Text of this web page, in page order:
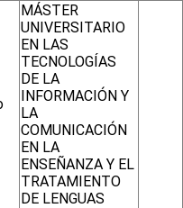
MÁSTER
UNIVERSITARIO
EN LAS
TECNOLOGÍAS
DE LA
INFORMACIÓN Y
LA
COMUNICACIÓN
EN LA
ENSEÑANZA Y EL
TRATAMIENTO
DE LENGUAS